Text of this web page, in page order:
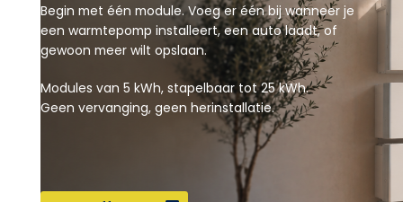
Begin met één module. Voeg er één bij wanneer je
een warmtepomp installeert, een auto laadt, of
gewoon meer wilt opslaan.
Modules van 5 kWh, stapelbaar tot 25 kWh.
Geen vervanging, geen herinstallatie.